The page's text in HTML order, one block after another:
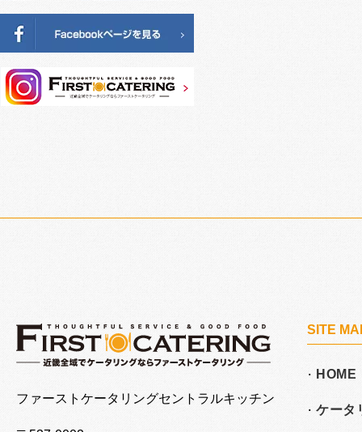
ファーストケータリングセントラルキッチン
SITE
HOME
ケータ